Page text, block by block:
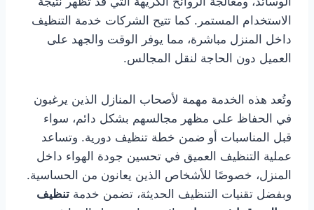
الاستخدام المستمر. كما تتيح الشركات خدمة التنظيف
داخل المنزل مباشرة، مما يوفر الوقت والجهد على
العميل دون الحاجة لنقل المجالس.
وتُعد هذه الخدمة مهمة لأصحاب المنازل الذين يرغبون
في الحفاظ على مظهر مجالسهم بشكل دائم، سواء
قبل المناسبات أو ضمن خطة تنظيف دورية. وتساعد
عملية التنظيف العميق في تحسين جودة الهواء داخل
المنزل، خصوصًا للأشخاص الذين يعانون من الحساسية.
وبفضل تقنيات التنظيف الحديثة، تضمن خدمة تنظيف